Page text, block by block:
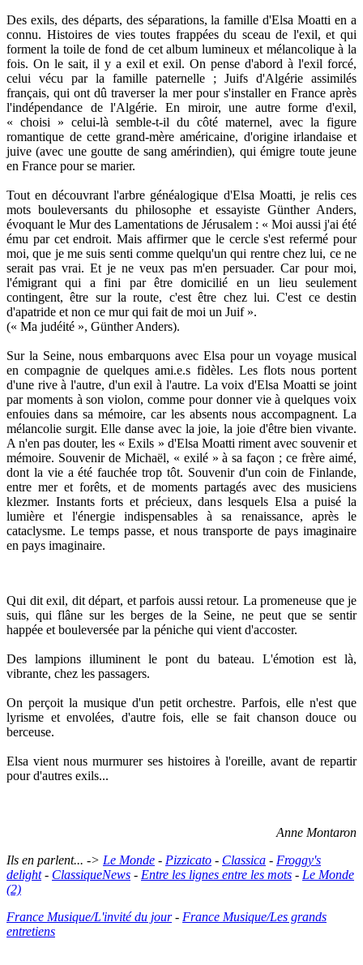
Des exils, des départs, des séparations, la famille d'Elsa Moatti en a
connu. Histoires de vies toutes frappées du sceau de l'exil, et qui
forment la toile de fond de cet album lumineux et mélancolique à la
fois. On le sait, il y a exil et exil. On pense d'abord à l'exil forcé,
celui vécu par la famille paternelle ; Juifs d'Algérie assimilés
français, qui ont dû traverser la mer pour s'installer en France après
l'indépendance de l'Algérie. En miroir, une autre forme d'exil,
« choisi » celui-là semble-t-il du côté maternel, avec la figure
romantique de cette grand-mère américaine, d'origine irlandaise et
juive (avec une goutte de sang amérindien), qui émigre toute jeune
en France pour se marier.
Tout en découvrant l'arbre généalogique d'Elsa Moatti, je relis ces
mots bouleversants du philosophe et essayiste Günther Anders,
évoquant le Mur des Lamentations de Jérusalem : « Moi aussi j'ai été
ému par cet endroit. Mais affirmer que le cercle s'est refermé pour
moi, que je me suis senti comme quelqu'un qui rentre chez lui, ce ne
serait pas vrai. Et je ne veux pas m'en persuader. Car pour moi,
l'émigrant qui a fini par être domicilié en un lieu seulement
contingent, être sur la route, c'est être chez lui. C'est ce destin
d'apatride et non ce mur qui fait de moi un Juif ».
(« Ma judéité », Günther Anders).
Sur la Seine, nous embarquons avec Elsa pour un voyage musical
en compagnie de quelques ami.e.s fidèles. Les flots nous portent
d'une rive à l'autre, d'un exil à l'autre. La voix d'Elsa Moatti se joint
par moments à son violon, comme pour donner vie à quelques voix
enfouies dans sa mémoire, car les absents nous accompagnent. La
mélancolie surgit. Elle danse avec la joie, la joie d'être bien vivante.
A n'en pas douter, les « Exils » d'Elsa Moatti riment avec souvenir et
mémoire. Souvenir de Michaël, « exilé » à sa façon ; ce frère aimé,
dont la vie a été fauchée trop tôt. Souvenir d'un coin de Finlande,
entre mer et forêts, et de moments partagés avec des musiciens
klezmer. Instants forts et précieux, dans lesquels Elsa a puisé la
lumière et l'énergie indispensables à sa renaissance, après le
cataclysme. Le temps passe, et nous transporte de pays imaginaire
en pays imaginaire.
Qui dit exil, dit départ, et parfois aussi retour. La promeneuse que je
suis, qui flâne sur les berges de la Seine, ne peut que se sentir
happée et bouleversée par la péniche qui vient d'accoster.
Des lampions illuminent le pont du bateau. L'émotion est là,
vibrante, chez les passagers.
On perçoit la musique d'un petit orchestre. Parfois, elle n'est que
lyrisme et envolées, d'autre fois, elle se fait chanson douce ou
berceuse.
Elsa vient nous murmurer ses histoires à l'oreille, avant de repartir
pour d'autres exils...
Anne Montaron
Ils en parlent... -> Le Monde - Pizzicato - Classica - Froggy's
delight- ClassiqueNews - Entre les lignes entre les mots - Le Monde
(2)
France Musique/L'invité du jour- France Musique/Les grands
entretiens